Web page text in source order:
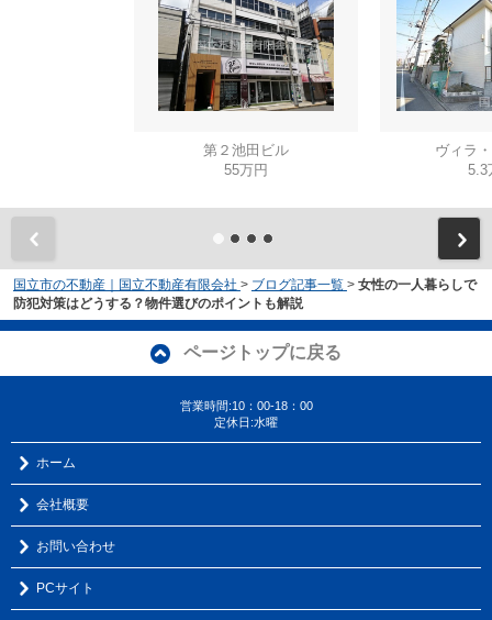
第２池田ビル
55万円
ヴィラ
5.3
国立市の不動産｜国立不動産有限会社 > ブログ記事一覧 > 女性の一人暮らしで
防犯対策はどうする？物件選びのポイントも解説
ページトップに戻る
営業時間:10：00-18：00
定休日:水曜
ホーム
会社概要
お問い合わせ
PCサイト